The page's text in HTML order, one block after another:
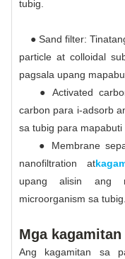
tubig.
● Sand filter:
particle at colloidal
pagsala upang
● Activated carbon
carbon para i-adsorb
sa tubig para mapabuti
● Membrane
nanofiltration at
upang alisin ang
microorganism sa tubig.
Mga
Ang kagamitan sa